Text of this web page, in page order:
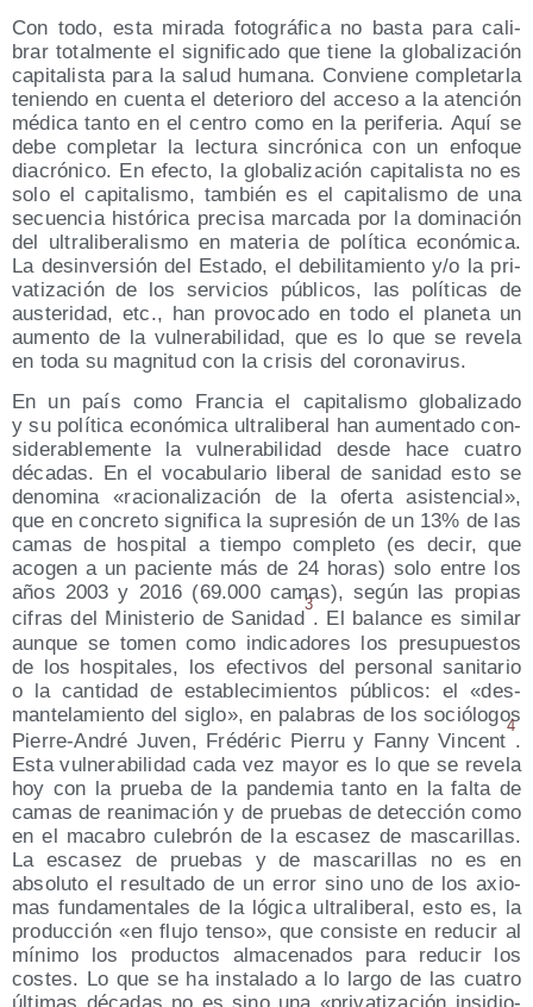
Con todo, esta mira­da foto­grá­fi­ca no bas­ta para cali­
brar total­men­te el sig­ni­fi­ca­do que tie­ne la glo­ba­li­za­ción
capi­ta­lis­ta para la salud huma­na. Con­vie­ne com­ple­tar­la
tenien­do en cuen­ta el dete­rio­ro del acce­so a la aten­ción
médi­ca tan­to en el cen­tro como en la peri­fe­ria. Aquí se
debe com­ple­tar la lec­tu­ra sin­cró­ni­ca con un enfo­que
dia­cró­ni­co. En efec­to, la glo­ba­li­za­ción capi­ta­lis­ta no es
solo el capi­ta­lis­mo, tam­bién es el capi­ta­lis­mo de una
secuen­cia his­tó­ri­ca pre­ci­sa mar­ca­da por la domi­na­ción
del ultra­li­be­ra­lis­mo en mate­ria de polí­ti­ca eco­nó­mi­ca.
La des­in­ver­sión del Esta­do, el debi­li­ta­mien­to y/​o la pri­
va­ti­za­ción de los ser­vi­cios públi­cos, las polí­ti­cas de
aus­te­ri­dad, etc., han pro­vo­ca­do en todo el pla­ne­ta un
aumen­to de la vul­ne­ra­bi­li­dad, que es lo que se reve­la
en toda su mag­ni­tud con la cri­sis del coronavirus.
En un país como Fran­cia el capi­ta­lis­mo glo­ba­li­za­do
y su polí­ti­ca eco­nó­mi­ca ultra­li­be­ral han aumen­ta­do con­
si­de­ra­ble­men­te la vul­ne­ra­bi­li­dad des­de hace cua­tro
déca­das. En el voca­bu­la­rio libe­ral de sani­dad esto se
deno­mi­na «racio­na­li­za­ción de la ofer­ta asis­ten­cial»,
que en con­cre­to sig­ni­fi­ca la supre­sión de un 13% de las
camas de hos­pi­tal a tiem­po com­ple­to (es decir, que
aco­gen a un pacien­te más de 24 horas) solo entre los
años 2003 y 2016 (69.000 camas), según las pro­pias
cifras del Minis­te­rio de Sani­dad
3
. El balan­ce es simi­lar
aun­que se tomen como indi­ca­do­res los pre­su­pues­tos
de los hos­pi­ta­les, los efec­ti­vos del per­so­nal sani­ta­rio
o la can­ti­dad de esta­ble­ci­mien­tos públi­cos: el «des­
man­te­la­mien­to del siglo», en pala­bras de los soció­lo­gos
Pie­rre-André Juven, Fré­dé­ric Pie­rru y Fanny Vin­cent
4
.
Esta vul­ne­ra­bi­li­dad cada vez mayor es lo que se reve­la
hoy con la prue­ba de la pan­de­mia tan­to en la fal­ta de
camas de reani­ma­ción y de prue­bas de detec­ción como
en el maca­bro cule­brón de la esca­sez de mas­ca­ri­llas.
La esca­sez de prue­bas y de mas­ca­ri­llas no es en
abso­lu­to el resul­ta­do de un error sino uno de los axio­
mas fun­da­men­ta­les de la lógi­ca ultra­li­be­ral, esto es, la
pro­duc­ción «en flu­jo ten­so», que con­sis­te en redu­cir al
míni­mo los pro­duc­tos alma­ce­na­dos para redu­cir los
cos­tes. Lo que se ha ins­ta­la­do a lo lar­go de las cua­tro